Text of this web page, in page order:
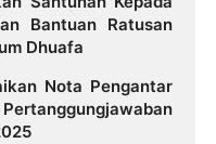
Bantuan Ratusan
Dhuafa
Nota Pengantar